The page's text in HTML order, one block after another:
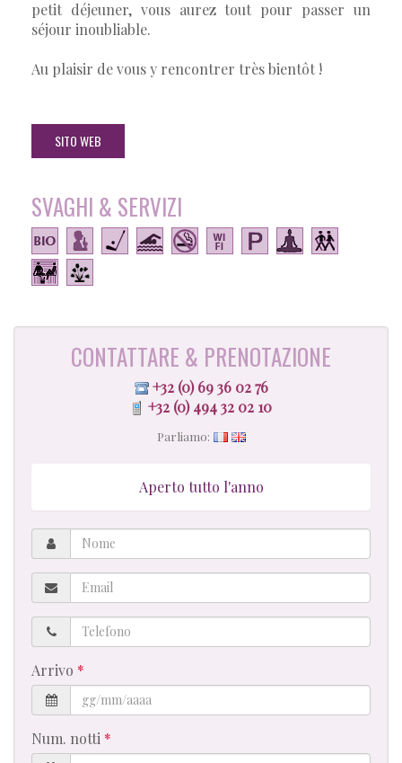
petit déjeuner, vous aurez tout pour passer un
séjour inoubliable.
Au plaisir de vous y rencontrer très bientôt !
SITO WEB
SVAGHI & SERVIZI
CONTATTARE & PRENOTAZIONE
+32 (0) 69 36 02 76
+32 (0) 494 32 02 10
Parliamo:
Aperto tutto l'anno
Nome
Email
Telefono
Arrivo
Num. notti